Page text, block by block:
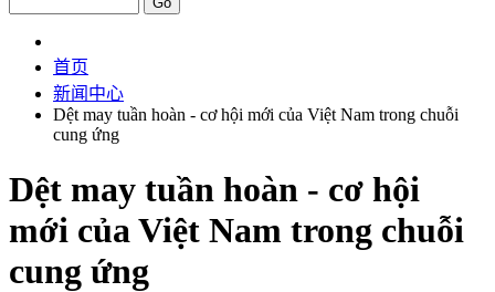
首页
新闻中心
Dệt may tuần hoàn - cơ hội mới của Việt Nam trong chuỗi
cung ứng
Dệt may tuần hoàn - cơ hội
mới của Việt Nam trong chuỗi
cung ứng